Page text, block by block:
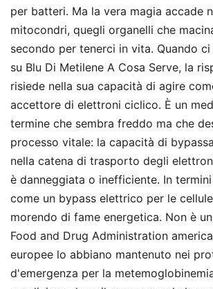
per batteri. Ma la vera magia accade
mitocondri, quegli organelli che
secondo per tenerci in vita. Quando
su Blu Di Metilene A Cosa Serve, la
risiede nella sua capacità di agire
accettore di elettroni ciclico. È un
termine che sembra freddo ma che
processo vitale: la capacità di
nella catena di trasporto degli
è danneggiata o inefficiente. In
come un bypass elettrico per le
morendo di fame energetica. Non è
Food and Drug Administration
europee lo abbiano mantenuto nei
d'emergenza per la